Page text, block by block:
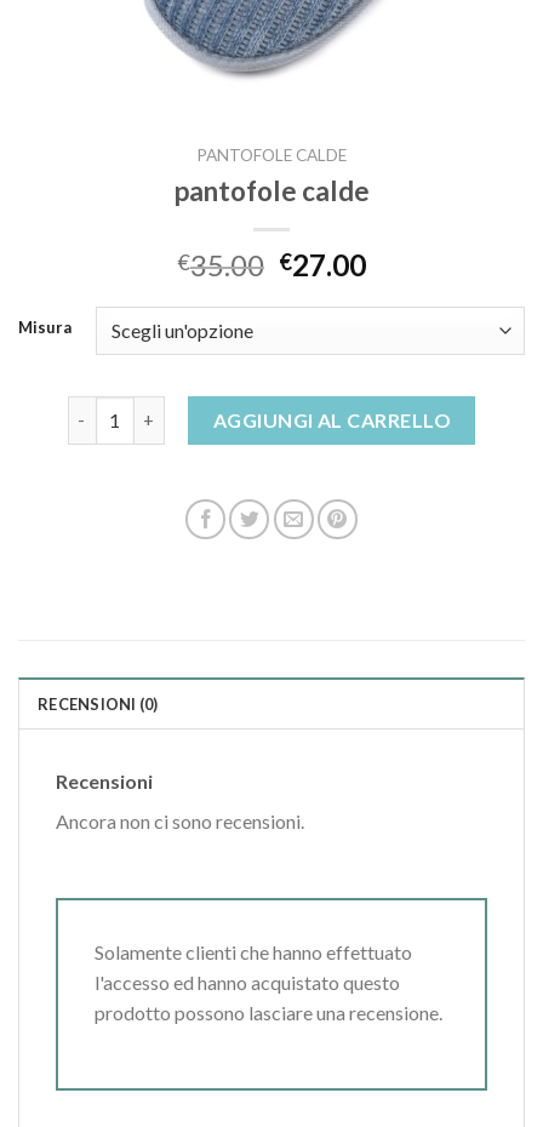
PANTOFOLE CALDE
pantofole calde
€35.00 €27.00
Misura
AGGIUNGI AL CARRELLO
RECENSIONI (0)
Recensioni
Ancora non ci sono recensioni.
Solamente clienti che hanno effettuato
l'accesso ed hanno acquistato questo
prodotto possono lasciare una recensione.